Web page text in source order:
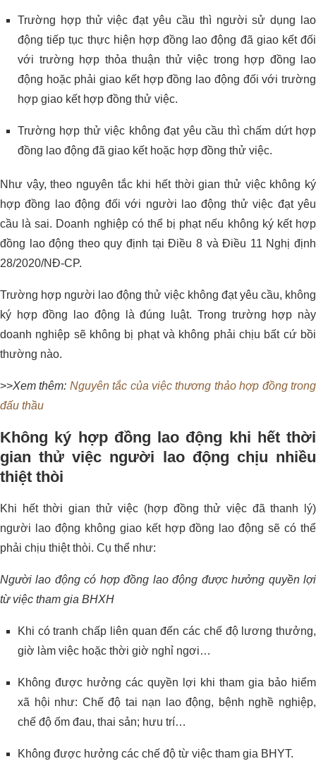
Trường hợp thử việc đạt yêu cầu thì người sử dụng lao
động tiếp tục thực hiện hợp đồng lao động đã giao kết đối
với trường hợp thỏa thuận thử việc trong hợp đồng lao
động hoặc phải giao kết hợp đồng lao động đối với trường
hợp giao kết hợp đồng thử việc.
Trường hợp thử việc không đạt yêu cầu thì chấm dứt hợp
đồng lao động đã giao kết hoặc hợp đồng thử việc.
Như vậy, theo nguyên tắc khi hết thời gian thử việc không ký
hợp đồng lao động đối với người lao động thử việc đạt yêu
cầu là sai. Doanh nghiệp có thể bị phạt nếu không ký kết hợp
đồng lao động theo quy định tại Điều 8 và Điều 11 Nghị định
28/2020/NĐ-CP.
Trường hợp người lao động thử việc không đạt yêu cầu, không
ký hợp đồng lao động là đúng luật. Trong trường hợp này
doanh nghiệp sẽ không bị phạt và không phải chịu bất cứ bồi
thường nào.
>>Xem thêm: Nguyên tắc của việc thương thảo hợp đồng trong
đấu thầu
Không ký hợp đồng lao động khi hết thời
gian thử việc người lao động chịu nhiều
thiệt thòi
Khi hết thời gian thử việc (hợp đồng thử việc đã thanh lý)
người lao động không giao kết hợp đồng lao động sẽ có thể
phải chịu thiệt thòi. Cụ thể như:
Người lao động có hợp đồng lao động được hưởng quyền lợi
từ việc tham gia BHXH
Khi có tranh chấp liên quan đến các chế độ lương thưởng,
giờ làm việc hoặc thời giờ nghỉ ngơi…
Không được hưởng các quyền lợi khi tham gia bảo hiểm
xã hội như: Chế độ tai nạn lao động, bệnh nghề nghiệp,
chế độ ốm đau, thai sản; hưu trí…
Không được hưởng các chế độ từ việc tham gia BHYT.